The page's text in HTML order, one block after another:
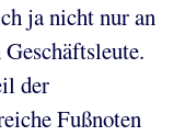
ja nicht nur an
der
Fußnoten